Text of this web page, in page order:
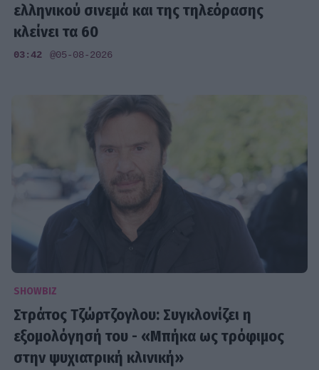
ελληνικού σινεμά και της τηλεόρασης
κλείνει τα 60
03:42 @05-08-2026
SHOWBIZ
Στράτος Τζώρτζογλου: Συγκλονίζει η
εξομολόγησή του - «Μπήκα ως τρόφιμος
στην ψυχιατρική κλινική»